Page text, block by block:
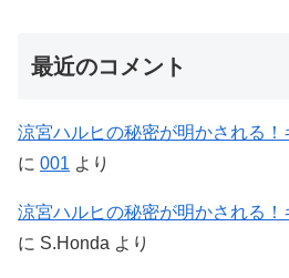
最近のコメント
涼宮ハルヒの秘密が明かされる
に 001 より
涼宮ハルヒの秘密が明かされる
に S.Honda より